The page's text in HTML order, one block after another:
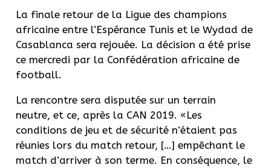
La finale retour de la Ligue des champions
africaine entre l’Espérance Tunis et le Wydad de
Casablanca sera rejouée. La décision a été prise
ce mercredi par la Confédération africaine de
football.
La rencontre sera disputée sur un terrain
neutre, et ce, après la CAN 2019. «Les
conditions de jeu et de sécurité n’étaient pas
réunies lors du match retour, […] empêchant le
match d’arriver à son terme. En conséquence, le